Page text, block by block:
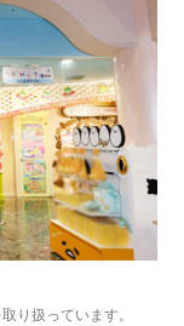
り扱っています。